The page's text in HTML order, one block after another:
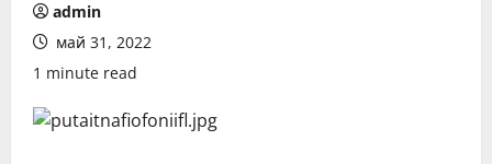
admin
май 31, 2022
1 minute read